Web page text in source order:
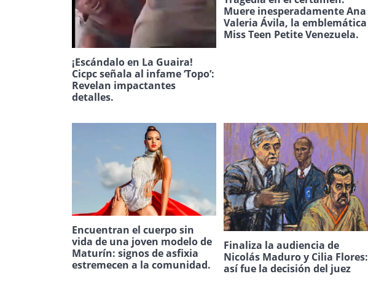
¡Escándalo en La Guaira!
Cicpc señala al infame ‘Topo’:
Revelan impactantes
detalles.
Muere inesperadamente Ana
Valeria Ávila, la emblemática
Miss Teen Petite Venezuela.
Encuentran el cuerpo sin
vida de una joven modelo de
Maturín: signos de asfixia
estremecen a la comunidad.
Finaliza la audiencia de
Nicolás Maduro y Cilia Flores:
así fue la decisión del juez